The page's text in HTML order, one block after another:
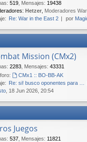
: 519 Mensajes: 19438
Hetzer Moderadores
Re: War in the East 2 por
Mission (CMx2)
: 2283 Mensajes: 43331
CMx1 :: BO-BB-AK
Re: si! busco oponentes para …
, 18 Jun 2026, 20:54
Juegos
: 537 Mensajes: 11821